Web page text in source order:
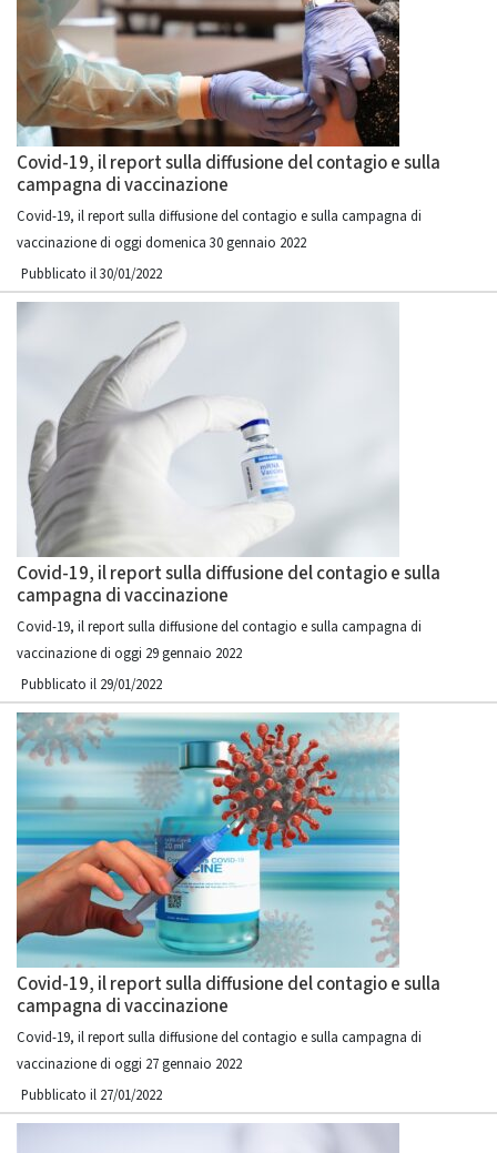
Covid-19, il report sulla diffusione del contagio e sulla
campagna di vaccinazione
Covid-19, il report sulla diffusione del contagio e sulla campagna di
vaccinazione di oggi domenica 30 gennaio 2022
Pubblicato il 30/01/2022
Covid-19, il report sulla diffusione del contagio e sulla
campagna di vaccinazione
Covid-19, il report sulla diffusione del contagio e sulla campagna di
vaccinazione di oggi 29 gennaio 2022
Pubblicato il 29/01/2022
Covid-19, il report sulla diffusione del contagio e sulla
campagna di vaccinazione
Covid-19, il report sulla diffusione del contagio e sulla campagna di
vaccinazione di oggi 27 gennaio 2022
Pubblicato il 27/01/2022